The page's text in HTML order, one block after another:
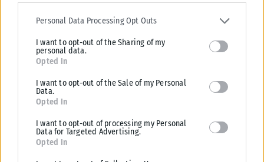
Please note that this website/app uses one or more Google
services and may gather and store information including but not
deny consent to Google and its third-party tags to use your data
for below specified purposes in below Google consent section.
Personal Data Processing Opt Outs
I want to opt-out of the Sharing of my
personal data.
Opted In
I want to opt-out of the Sale of my Personal
Data.
Opted In
I want to opt-out of processing my Personal
Data for Targeted Advertising.
Opted In
Αυτοψία Λίνας Μενδώνη στα Αιγόσθενα μετά το πέρασμα της
πυρκαγιάς